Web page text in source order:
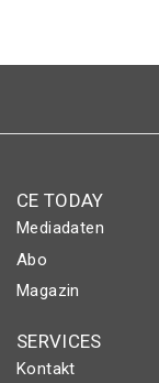
CE TODAY
Mediadaten
Abo
Magazin
SERVICES
Kontakt